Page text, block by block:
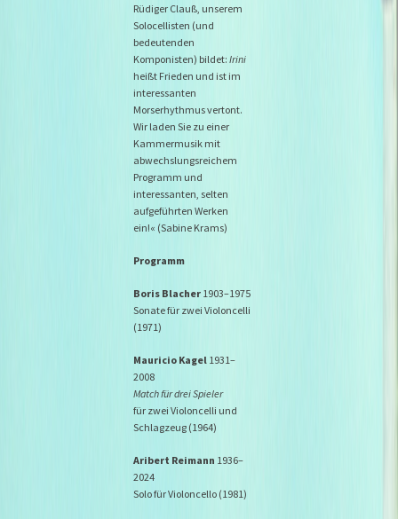
Rüdiger Clauß, unserem
Solocellisten (und
bedeutenden
Komponisten) bildet: Irini
heißt Frieden und ist im
interessanten
Morserhythmus vertont.
Wir laden Sie zu einer
Kammermusik mit
abwechslungsreichem
Programm und
interessanten, selten
aufgeführten Werken
ein!« (Sabine Krams)
Programm
Boris Blacher 1903–1975
Sonate für zwei Violoncelli
(1971)
Mauricio Kagel 1931–
2008
Match für drei Spieler
für zwei Violoncelli und
Schlagzeug (1964)
Aribert Reimann 1936–
2024
Solo für Violoncello (1981)